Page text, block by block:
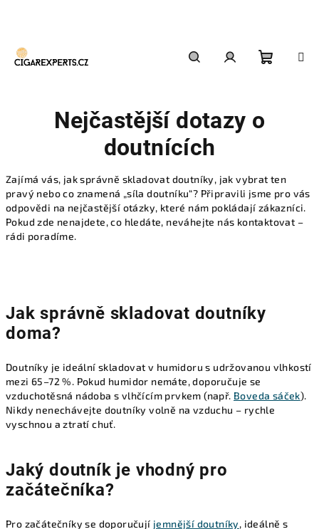
Nejčastější dotazy o
doutnících
Zajímá vás, jak správně skladovat doutníky, jak vybrat ten
pravý nebo co znamená „síla doutníku“? Připravili jsme pro vás
odpovědi na nejčastější otázky, které nám pokládají zákazníci.
Pokud zde nenajdete, co hledáte, neváhejte nás kontaktovat –
rádi poradíme.
Jak správně skladovat doutníky
doma?
Doutníky je ideální skladovat v humidoru s udržovanou vlhkostí
mezi 65–72 %. Pokud humidor nemáte, doporučuje se
vzduchotěsná nádoba s vlhčícím prvkem (např. Boveda sáček).
Nikdy nenechávejte doutníky volně na vzduchu – rychle
vyschnou a ztratí chuť.
Jaký doutník je vhodný pro
začátečníka?
Pro začátečníky se doporučují jemnější doutníky, ideálně s